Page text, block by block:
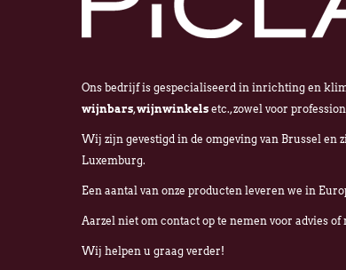
Ons bedrijf is gespecialiseerd in inrichting en
wijnbars,wijnwinkels etc., zowel voor
Wij zijn gevestigd in de omgeving van Brussel en
Luxemburg.
Een aantal van onze producten leveren we in
Aarzel niet om contact op te nemen voor advies
Wij helpen u graag verder!